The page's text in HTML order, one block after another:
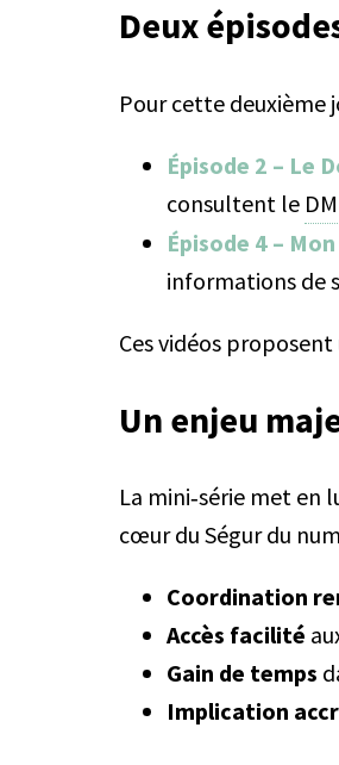
Deux
Pour cette deuxième
Épisode 2 – Le
consultent le
Épisode 4 –
informations de
Ces vidéos
Un enjeu
La mini‑série met en
cœur du Ségur du
Coordination
Accès facilité
Gain de temps
Implication